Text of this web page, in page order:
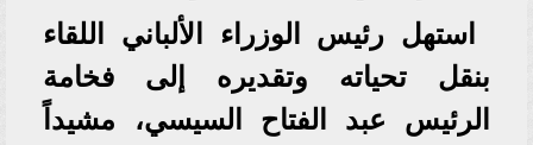
استهل رئيس الوزراء الألباني اللقاء
بنقل تحياته وتقديره إلى فخامة
الرئيس عبد الفتاح السيسي، مشيداً